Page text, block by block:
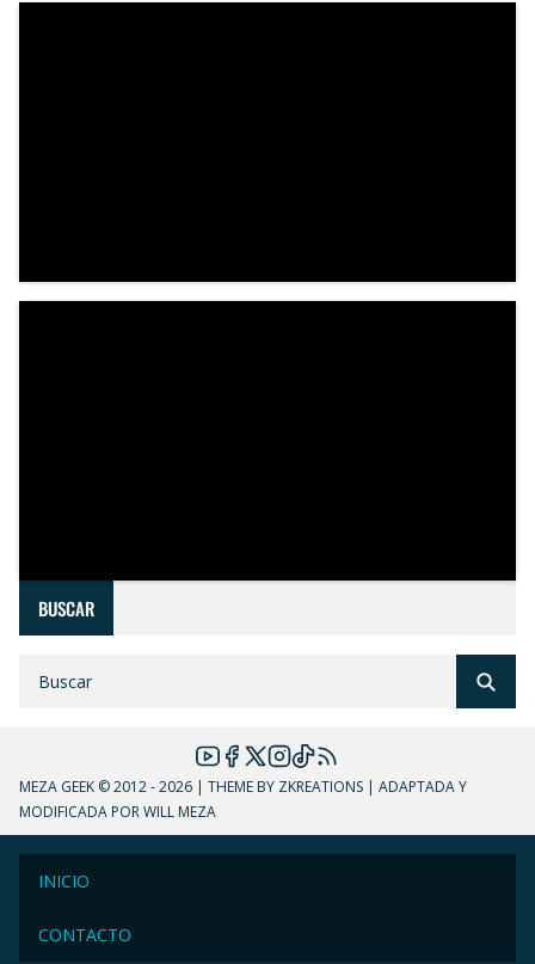
BUSCAR
MEZA GEEK © 2012 - 2026 | THEME BY ZKREATIONS | ADAPTADA Y
MODIFICADA POR WILL MEZA
INICIO
CONTACTO